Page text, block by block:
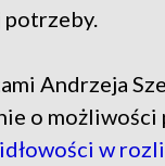
Andrzeja
o możliwości
w